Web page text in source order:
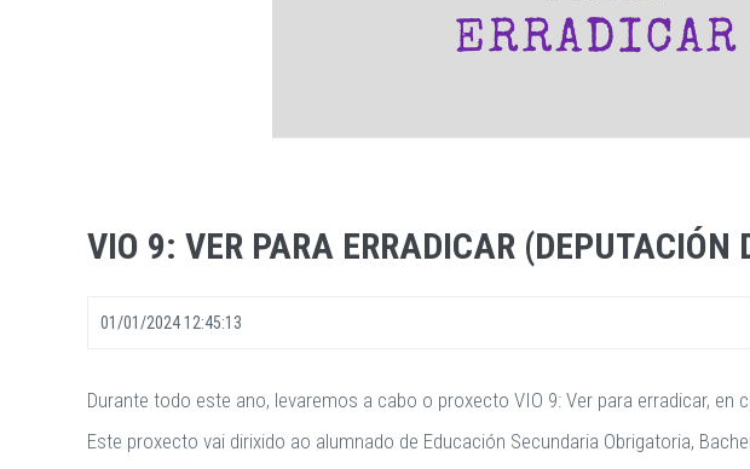
VIO 9: VER PARA ERRADICAR (DEPUTACIÓN
01/01/2024 12:45:13
Durante todo este ano, levaremos a cabo o proxecto VIO 9: Ver para erradicar, en
Este proxecto vai dirixido ao alumnado de Educación Secundaria Obrigatoria,